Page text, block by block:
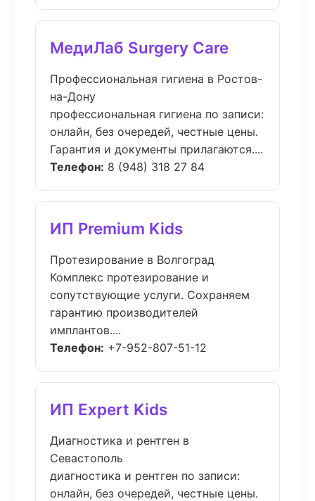
МедиЛаб Surgery Care
Профессиональная гигиена в Ростов-
на-Дону
профессиональная гигиена по записи:
онлайн, без очередей, честные цены.
Гарантия и документы прилагаются....
Телефон: 8 (948) 318 27 84
ИП Premium Kids
Протезирование в Волгоград
Комплекс протезирование и
сопутствующие услуги. Сохраняем
гарантию производителей
имплантов....
Телефон: +7-952-807-51-12
ИП Expert Kids
Диагностика и рентген в
Севастополь
диагностика и рентген по записи:
онлайн, без очередей, честные цены.